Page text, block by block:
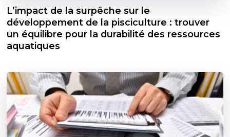
L’impact de la surpêche sur le
développement de la pisciculture : trouver
un équilibre pour la durabilité des ressources
aquatiques